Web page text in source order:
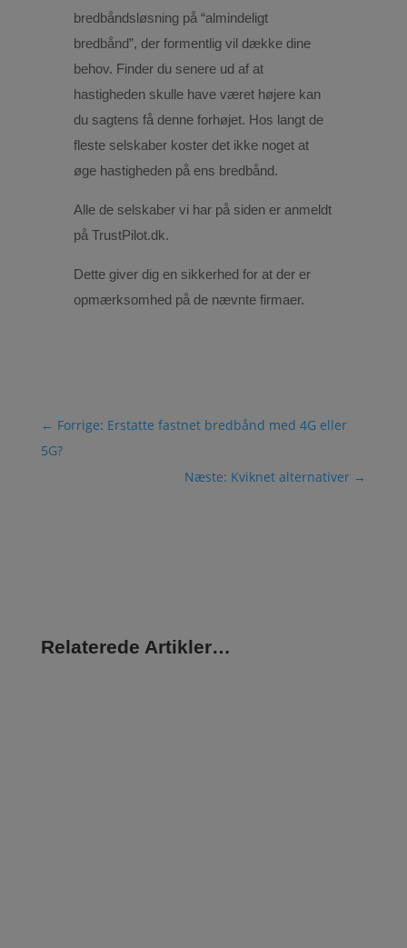
bredbåndsløsning på “almindeligt
bredbånd”, der formentlig vil dække dine
behov. Finder du senere ud af at
hastigheden skulle have været højere kan
du sagtens få denne forhøjet. Hos langt de
fleste selskaber koster det ikke noget at
øge hastigheden på ens bredbånd.
Alle de selskaber vi har på siden er anmeldt
på TrustPilot.dk.
Dette giver dig en sikkerhed for at der er
opmærksomhed på de nævnte firmaer.
← Forrige: Erstatte fastnet bredbånd med 4G eller
5G?
Næste: Kviknet alternativer →
Relaterede Artikler…